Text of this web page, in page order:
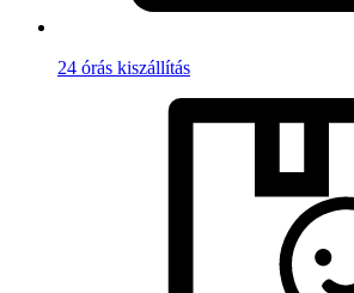
24 órás kiszállítás